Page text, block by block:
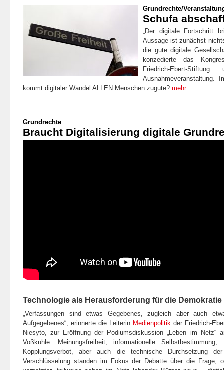
Grundrechte/
Schufa
„Der digitale Fortschritt
Aussage ist zunächst
die gute digitale
konzedierte das
Friedrich-Ebert-
Ausnahmeveranstaltung.
kommt digitaler Wandel ALLEN Menschen zugute? mehr…
Grundrechte
Braucht Digitalisierung digitale
Technologie als Herausforderung für die Demokratie
„Verfassungen sind etwas Gegebenes, zugleich aber auch
Aufgegebenes“, erinnerte die Leiterin Medienpolitik der Friedrich-
Niesyto, zur Eröffnung der Podiumsdiskussion „Leben im Netz“
Voßkuhle. Meinungsfreiheit, informationelle
Kopplungsverbot, aber auch die technische Durchsetzung
Verschlüsselung standen im Fokus der Debatte über die Frage,